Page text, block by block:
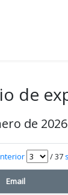
de
de
/ 37
Email